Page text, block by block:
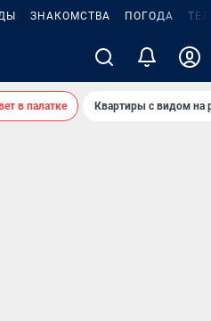
ЗНАКОМСТВА ПОГОДА
в палатке Квартиры с видом на